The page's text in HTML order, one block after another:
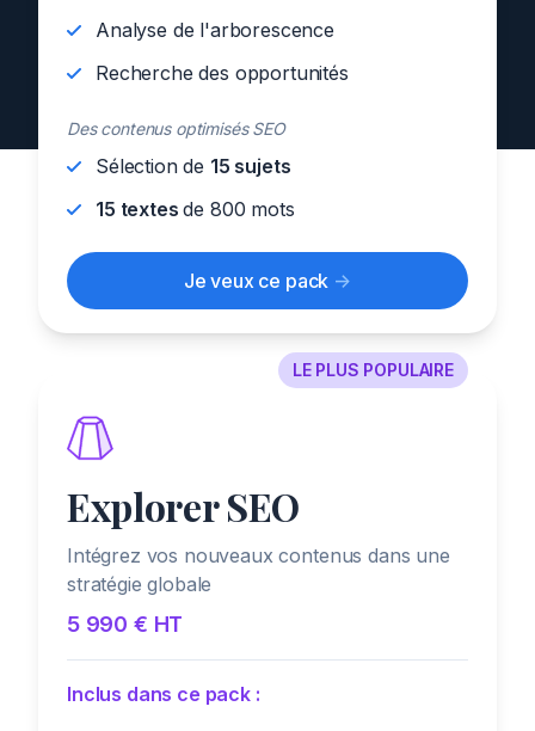
Analyse de l'arborescence
Recherche des opportunités
Des contenus optimisés SEO
Sélection de 15 sujets
15 textesde 800 mots
Je veux ce pack ->
LE PLUS POPULAIRE
Explorer SEO
Intégrez vos nouveaux contenus dans une
stratégie globale
5 990 € HT
Inclus dans ce pack :